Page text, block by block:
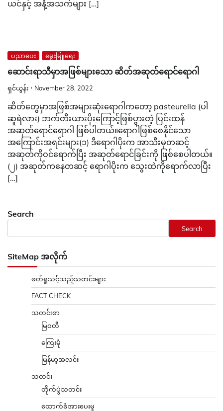
ယင်နှင့် အနံ့အသက်များ […]
ပညာပေး မွေးမြူရေး
ဆောင်းရာသီမှာအဖြစ်များသော ဆိတ်အဆုတ်ရောင်ရောဂါ
ရှင်ယွန်း November 28, 2022
ဆိတ်တွေမှာအဖြစ်အများဆုံးရောဂါကတော့ pasteurella (ပါ
ဆူရဲလား) ဘက်တီးယားပိုးကြောင့်ဖြစ်ပွားတဲ့ ပြင်းထန်
အဆုတ်ရောင်ရောဂါ ဖြစ်ပါတယ်။ရောဂါဖြစ်စေနိုင်သော
အကြောင်းအရင်းများ(၁) ဒီရောဂါပိုးက အာသီးမှတဆင့်
အဆုတ်ကိုဝင်ရောက်ပြီး အဆုတ်ရောင်ခြင်းကို ဖြစ်စေပါတယ်။
(၂) အဆုတ်ကနေတဆင့် ရောဂါပိုးက သွေးထဲကိုရောက်လာပြီး
[…]
Search
Search
SiteMap အလိုက်
ဖတ်ရှုသင့်သည့်သတင်းများ
FACT CHECK
သတင်းစာ
မြဝတီ
ကြေးမုံ
မြန်မာ့အလင်း
သတင်း
တိုက်ပွဲသတင်း
ထောက်ခံအားပေးမှု